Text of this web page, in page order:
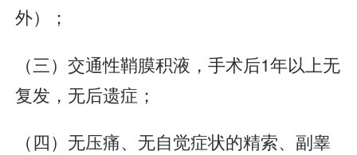
外）；
（三）交通性鞘膜积液，手术后1年以上无
复发，无后遗症；
（四）无压痛、无自觉症状的精索、副睾